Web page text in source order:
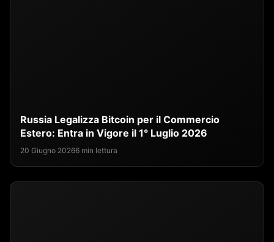
Russia Legalizza Bitcoin per il Commercio
Estero: Entra in Vigore il 1° Luglio 2026
20 Giugno 20266 min lettura